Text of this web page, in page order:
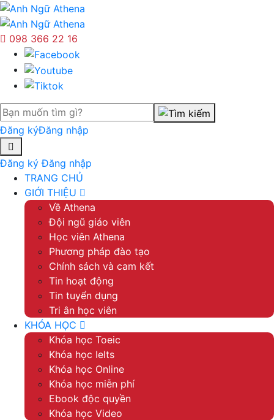
098 366 22 16
Đăng kýĐăng nhập
Đăng ký Đăng nhập
TRANG CHỦ
GIỚI THIỆU
Về Athena
Đội ngũ giáo viên
Học viên Athena
Phương pháp đào tạo
Chính sách và cam kết
Tin hoạt động
Tin tuyển dụng
Tri ân học viên
KHÓA HỌC
Khóa học Toeic
Khóa học Ielts
Khóa học Online
Khóa học miễn phí
Ebook độc quyền
Khóa học Video